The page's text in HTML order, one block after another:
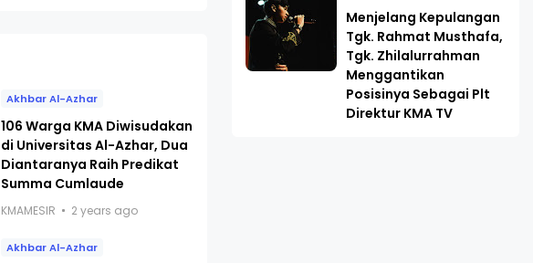
Akhbar Al-Azhar
106 Warga KMA Diwisudakan
di Universitas Al-Azhar, Dua
Diantaranya Raih Predikat
Summa Cumlaude
KMAMESIR 2 years ago
Akhbar Al-Azhar
Menjelang Kepulangan
Tgk. Rahmat Musthafa,
Tgk. Zhilalurrahman
Menggantikan
Posisinya Sebagai Plt
Direktur KMA TV